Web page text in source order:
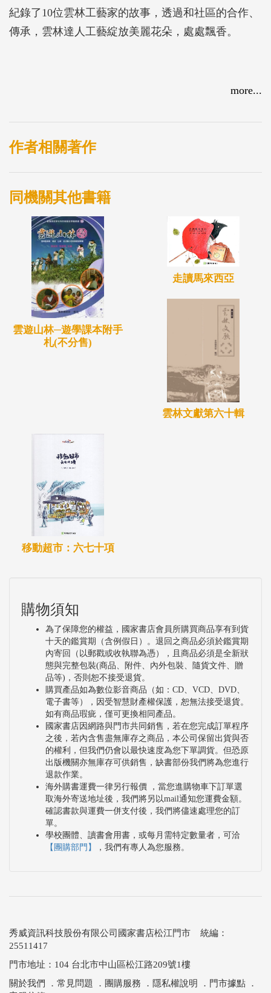
紀錄了10位雲林工藝家的故事，透過和社區的合作、
傳承，雲林達人工藝綻放美麗花朵，處處飄香。
more...
作者相關著作
同機關其他書籍
雲遊山林─遊學課本附手
札(不分售)
走讀馬來西亞
雲林文獻第六十輯
移動超市：六七十項
購物須知
為了保障您的權益，國家書店會員所購買商品享有到貨
十天的鑑賞期（含例假日）。退回之商品必須於鑑賞期
內寄回（以郵戳或收執聯為憑），且商品必須是全新狀
態與完整包裝(商品、附件、內外包裝、隨貨文件、贈
品等)，否則恕不接受退貨。
購買產品如為數位影音商品（如：CD、VCD、DVD、
電子書等），因受智慧財產權保護，恕無法接受退貨。
如有商品瑕疵，僅可更換相同產品。
國家書店因網路與門市共同銷售，若在您完成訂單程序
之後，若內含售盡無庫存之商品，本公司保留出貨與否
的權利，但我們仍會以最快速度為您下單調貨。但恐原
出版機關亦無庫存可供銷售，缺書部份我們將為您進行
退款作業。
海外購書運費一律另行報價 ，當您進購物車下訂單選
取海外寄送地址後，我們將另以mail通知您運費金額。
確認書款與運費一併支付後，我們將儘速處理您的訂
單。
學校團體、讀書會用書，或每月需特定數量者，可洽
【團購部門】
，我們有專人為您服務。
秀威資訊科技股份有限公司國家書店松江門市 統編：
25511417
門市地址：104 台北市中山區松江路209號1樓
關於我們 ． 常見問題 ． 團購服務 ． 隱私權說明 ． 門市據點 ．